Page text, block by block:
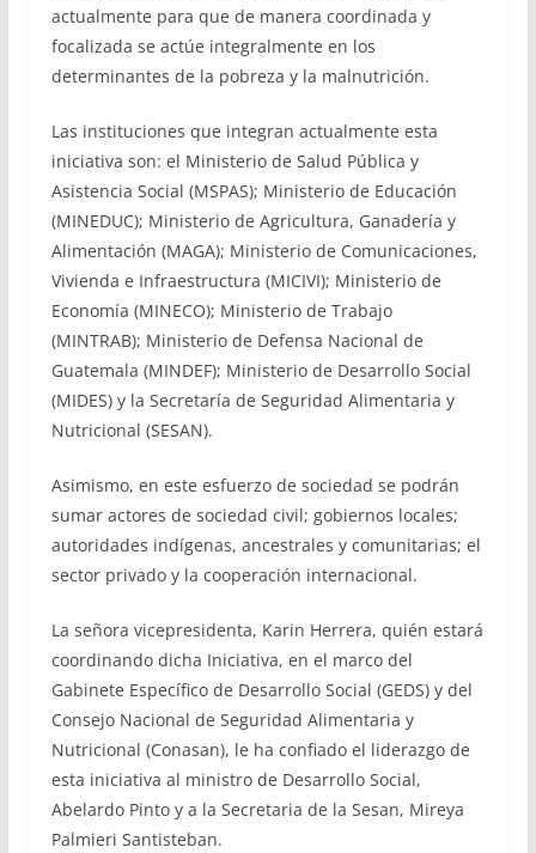
actualmente para que de manera coordinada y
focalizada se actúe integralmente en los
determinantes de la pobreza y la malnutrición.
Las instituciones que integran actualmente esta
iniciativa son: el Ministerio de Salud Pública y
Asistencia Social (MSPAS); Ministerio de Educación
(MINEDUC); Ministerio de Agricultura, Ganadería y
Alimentación (MAGA); Ministerio de Comunicaciones,
Vivienda e Infraestructura (MICIVI); Ministerio de
Economía (MINECO); Ministerio de Trabajo
(MINTRAB); Ministerio de Defensa Nacional de
Guatemala (MINDEF); Ministerio de Desarrollo Social
(MIDES) y la Secretaría de Seguridad Alimentaria y
Nutricional (SESAN).
Asimismo, en este esfuerzo de sociedad se podrán
sumar actores de sociedad civil; gobiernos locales;
autoridades indígenas, ancestrales y comunitarias; el
sector privado y la cooperación internacional.
La señora vicepresidenta, Karin Herrera, quién estará
coordinando dicha Iniciativa, en el marco del
Gabinete Específico de Desarrollo Social (GEDS) y del
Consejo Nacional de Seguridad Alimentaria y
Nutricional (Conasan), le ha confiado el liderazgo de
esta iniciativa al ministro de Desarrollo Social,
Abelardo Pinto y a la Secretaria de la Sesan, Mireya
Palmieri Santisteban.